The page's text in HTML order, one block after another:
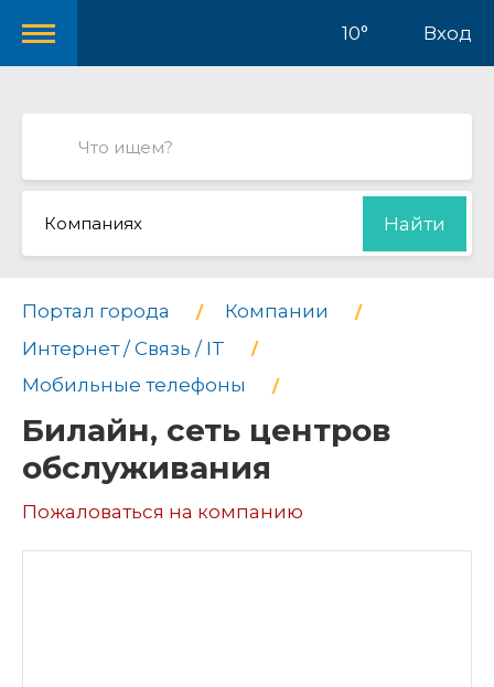
10° Вход
Компаниях Найти
Портал города
Компании
Интернет / Связь / IT
Мобильные телефоны
Билайн, сеть центров
обслуживания
Пожаловаться на компанию